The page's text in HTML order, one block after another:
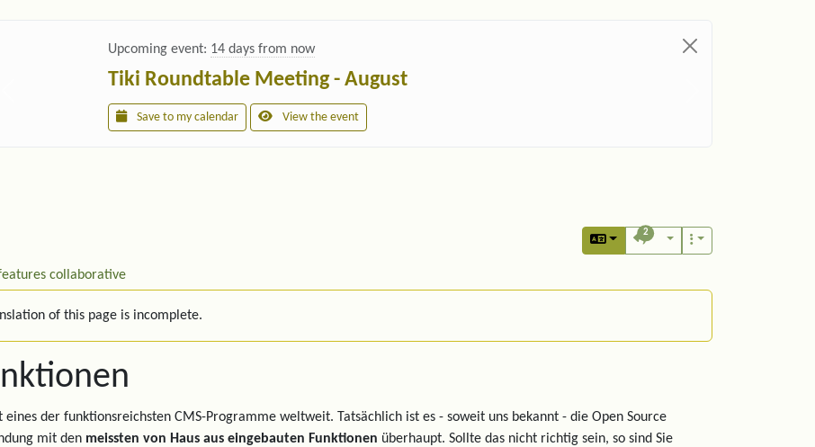
Upcoming event: 14 days from now
Tiki Roundtable Meeting - August
Save to my calendar View the event
2
collaborative
of this page is incomplete.
eines der funktionsreichsten CMS-Programme weltweit. Tatsächlich ist es - soweit uns bekannt - die Open Source
mit den meissten von Haus aus eingebauten Funktionen überhaupt. Sollte das nicht richtig sein, so sind Sie